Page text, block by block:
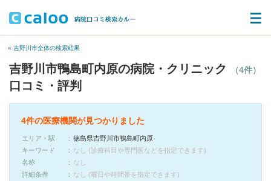
« 吉野川市全体の検索結果
吉野川市鴨島町内原の病院・クリニック （4件）
口コミ・評判
4件の医療機関が見つかりました
エリア・駅
徳島県吉野川市鴨島町内原
キーワード
なし (診療科目や専門医などを指定できます)
名称
なし
詳細条件
なし (曜日や時間帯を指定できます)